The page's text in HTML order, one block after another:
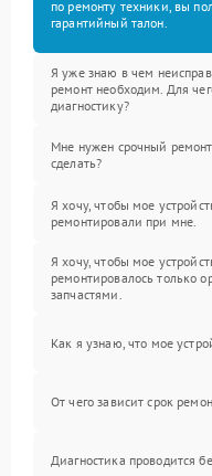
по ремонту техники, вы
гарантийный талон.
Я уже знаю в чем
ремонт необходим. Для
диагностику?
Мне нужен срочный
сделать?
Я хочу, чтобы мое
ремонтировали при мне.
Я хочу, чтобы мое
ремонтировалось только
запчастями.
Как я узнаю, что мое
От чего зависит срок
Диагностика проводится